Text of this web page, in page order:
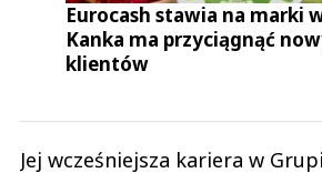
Eurocash stawia na marki
Kanka ma przyciągnąć
klientów
Jej wcześniejsza kariera w